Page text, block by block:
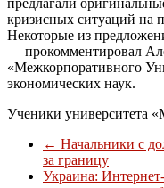
предлагали
кризисных ситуаций на
Некоторые из
— прокомментировал
«Межкорпоративного
экономических наук.
Ученики университета
← Начальники с
за границу
Украина: